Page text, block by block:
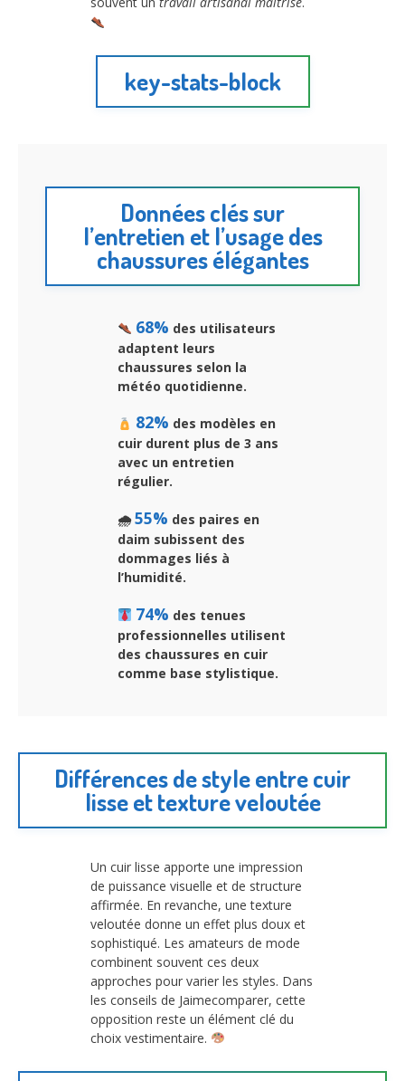
key-stats-block
Données clés sur
l’entretien et l’usage des
chaussures élégantes
68% des utilisateurs
adaptent leurs
chaussures selon la
météo quotidienne.
82% des modèles en
cuir durent plus de 3 ans
avec un entretien
régulier.
🌧55% des paires en
daim subissent des
dommages liés à
l’humidité.
74% des tenues
professionnelles utilisent
des chaussures en cuir
comme base stylistique.
Différences de style entre cuir
lisse et texture veloutée
Un cuir lisse apporte une impression
de puissance visuelle et de structure
affirmée. En revanche, une texture
veloutée donne un effet plus doux et
sophistiqué. Les amateurs de mode
combinent souvent ces deux
approches pour varier les styles. Dans
les conseils de Jaimecomparer, cette
opposition reste un élément clé du
choix vestimentaire.